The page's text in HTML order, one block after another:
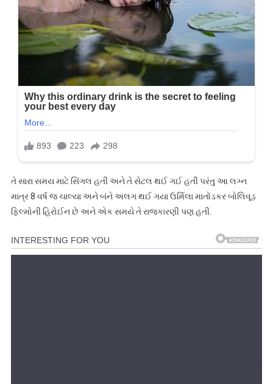
તે સારા સમય માટે સિંગલ હતી અને તે સેટલ થઈ ગઈ હતી પરંતુ આ લગ્ન
માત્ર 8 વર્ષ જ ચાલ્યા અને બંને અલગ થઈ ગયા ઉર્મિલા માતોંડકર બોલિવૂડ
ફિલ્મોની હિરોઈન છે અને એક સમયે તે રાજકારણી પણ હતી.